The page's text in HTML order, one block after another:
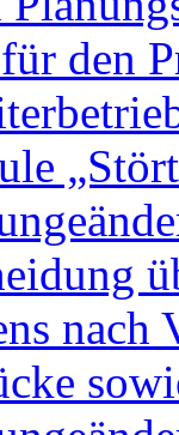
den